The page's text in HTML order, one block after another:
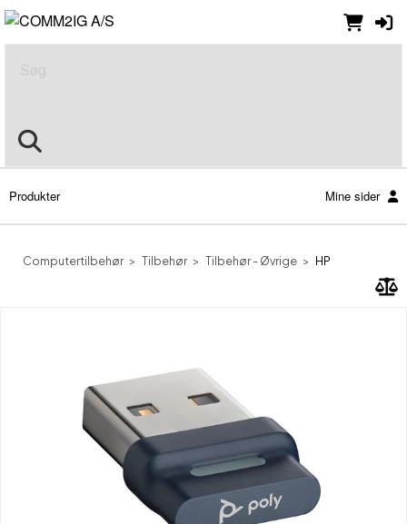
Produkter Mine sider
Computertilbehør Tilbehør Tilbehør - Øvrige HP